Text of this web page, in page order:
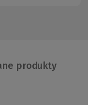
produkty